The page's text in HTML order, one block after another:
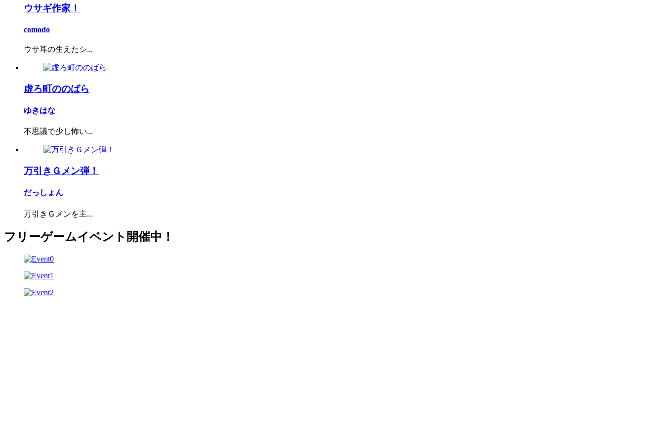
ウサギ作家！
comodo
ウサ耳の生えたシ...
虚ろ町ののばら
ゆきはな
不思議で少し怖い...
万引きＧメン弾！
だっしょん
万引きＧメンを主...
フリーゲームイベント開催中！